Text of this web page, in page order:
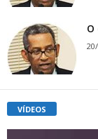
VÍDEOS